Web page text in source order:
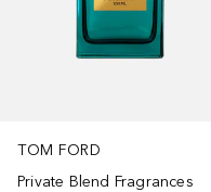
TOM FORD
Private Blend Fragrances